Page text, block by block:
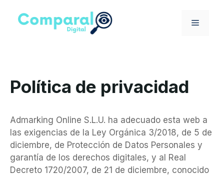
MENÚ
Política de privacidad
Admarking Online S.L.U. ha adecuado esta web a
las exigencias de la Ley Orgánica 3/2018, de 5 de
diciembre, de Protección de Datos Personales y
garantía de los derechos digitales, y al Real
Decreto 1720/2007, de 21 de diciembre, conocido